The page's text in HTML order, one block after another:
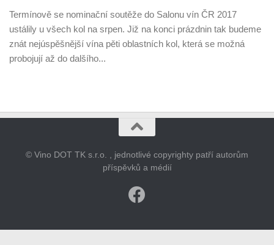
Termínově se nominační soutěže do Salonu vín ČR 2017
ustálily u všech kol na srpen. Již na konci prázdnin tak budeme
znát nejúspěšnější vína pěti oblastních kol, která se možná
probojují až do dalšího...
© Vino DOT TK s.r.o. , jednotlivé copyrighty patří autorům
příspěvků a médií